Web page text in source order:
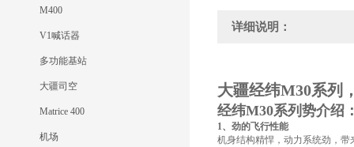
M400
V1喊话器
多功能基站
大疆司空
Matrice 400
机场
详细说明：
大疆经纬M30系列
经纬M30系列势介绍
1、劲的飞行性能
机身结构精悍，动力系统劲，带